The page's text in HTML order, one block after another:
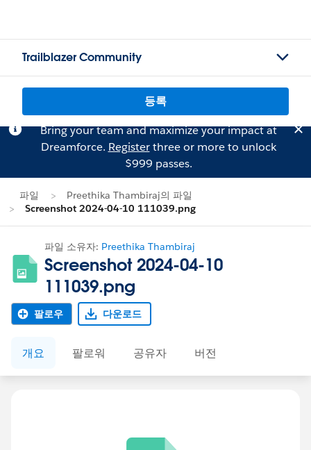
Trailblazer Community
등록
Bring your team and maximize your impact at
Dreamforce. Registerthree or more to unlock
$999 passes.
파일
Preethika Thambiraj의 파일
Screenshot 2024-04-10 111039.png
파일 소유자: Preethika Thambiraj
Screenshot 2024-04-10
111039.png
팔로우 다운로드
개요 팔로워 공유자 버전